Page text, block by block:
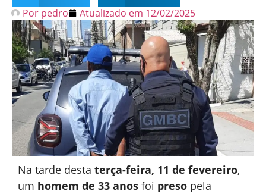
Por pedro Atualizado em 12/02/2025
Na tarde desta terça-feira, 11 de fevereiro,
um homem de 33 anos foi preso pela